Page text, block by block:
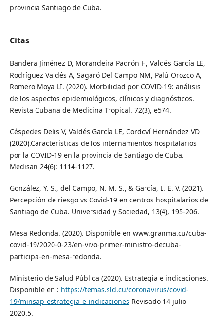
provincia Santiago de Cuba.
Citas
Bandera Jiménez D, Morandeira Padrón H, Valdés García LE,
Rodríguez Valdés A, Sagaró Del Campo NM, Palú Orozco A,
Romero Moya LI. (2020). Morbilidad por COVID-19: análisis
de los aspectos epidemiológicos, clínicos y diagnósticos.
Revista Cubana de Medicina Tropical. 72(3), e574.
Céspedes Delis V, Valdés García LE, Cordoví Hernández VD.
(2020).Características de los internamientos hospitalarios
por la COVID-19 en la provincia de Santiago de Cuba.
Medisan 24(6): 1114-1127.
González, Y. S., del Campo, N. M. S., & García, L. E. V. (2021).
Percepción de riesgo vs Covid-19 en centros hospitalarios de
Santiago de Cuba. Universidad y Sociedad, 13(4), 195-206.
Mesa Redonda. (2020). Disponible en www.granma.cu/cuba-
covid-19/2020-0-23/en-vivo-primer-ministro-decuba-
participa-en-mesa-redonda.
Ministerio de Salud Pública (2020). Estrategia e indicaciones.
Disponible en : https://temas.sld.cu/coronavirus/covid-
19/minsap-estrategia-e-indicaciones Revisado 14 julio
2020.5.